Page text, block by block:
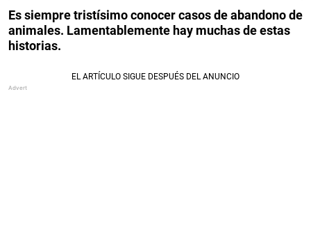
Es siempre tristísimo conocer casos de abandono de
animales. Lamentablemente hay muchas de estas
historias.